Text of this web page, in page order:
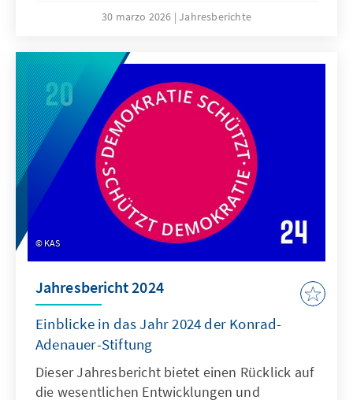
die Arbeit der Konrad-Adenauer-Stiftung im
und werden uns weiterhin begleiten. Neue,
bislang unbekannte Aufgaben werden zudem
auf die Tagesordnung drängen, denen wir
unsere Aufmerksamkeit widmen werden.
30 marzo 2026 Jahresberichte
KAS
Jahresbericht 2024
Einblicke in das Jahr 2024 der Konrad-
Adenauer-Stiftung
Dieser Jahresbericht bietet einen Rücklick auf
die wesentlichen Entwicklungen und